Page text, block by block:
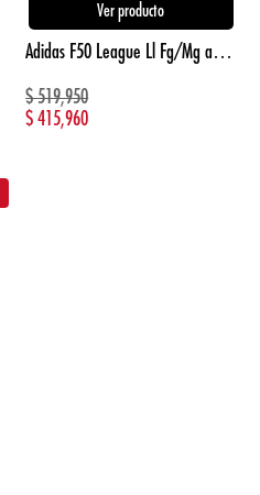
Ver producto
Adidas F50 League Ll Fg/Mg amarillo de hombre para futbol
$519,950
$415,960